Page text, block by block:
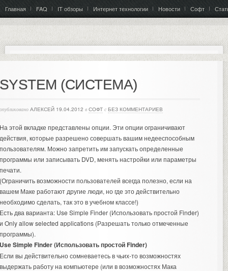
Главная FAQ IT обзоры Интернет технологии Новости Софт
(СИСТЕМА)
АЛЕКСЕЙ 19.04.2012 в СОФТ с БЕЗ КОММЕНТАРИЕВ
этой вкладке представлены опции. Эти опции ограничивают
которые разрешено совершать вашим недееспособным
Можно запретить им запускать определенные
или записывать DVD, менять настройки или параметры
возможности пользователей всегда полезно, если на
Маке работают другие люди, но где это действительно
сделать, так это в учебном классе!)
два варианта: Use Simple Finder (Использовать простой Finder)
Only allow selected applications (Разрешать только отмеченные
Simple Finder (Использовать простой Finder)
вы действительно сомневаетесь в чьих-то возможностях
работу на компьютере (или в возможностях Мака